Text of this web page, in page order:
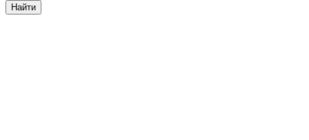
Найти